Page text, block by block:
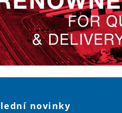
novinky